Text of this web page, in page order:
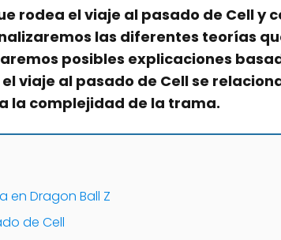
rodea el viaje al pasado de Cell y
las diferentes teorías
posibles explicaciones
viaje al pasado de Cell se
la complejidad de la trama.
en Dragon Ball Z
de Cell